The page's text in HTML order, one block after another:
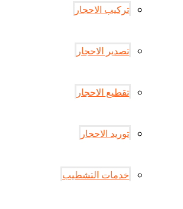
تركيب الاحجار
تصدير الاحجار
تقطيع الاحجار
توريد الاحجار
خدمات التشطيب